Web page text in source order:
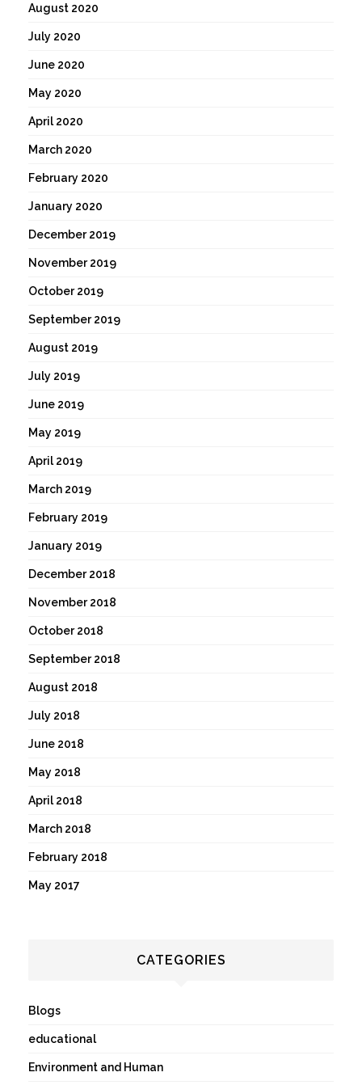
August 2020
July 2020
June 2020
May 2020
April 2020
March 2020
February 2020
January 2020
December 2019
November 2019
October 2019
September 2019
August 2019
July 2019
June 2019
May 2019
April 2019
March 2019
February 2019
January 2019
December 2018
November 2018
October 2018
September 2018
August 2018
July 2018
June 2018
May 2018
April 2018
March 2018
February 2018
May 2017
CATEGORIES
Blogs
educational
Environment and Human